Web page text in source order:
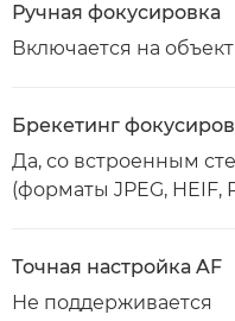
Ручная фокусировка
Включается на
Брекетинг
Да, со встроенным
(форматы JPEG, HEIF,
Точная настройка AF
Не поддерживается